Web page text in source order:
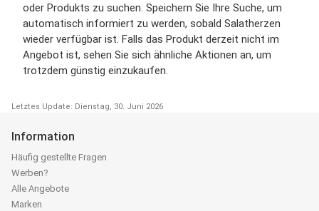
oder Produkts zu suchen. Speichern Sie Ihre Suche, um
automatisch informiert zu werden, sobald Salatherzen
wieder verfügbar ist. Falls das Produkt derzeit nicht im
Angebot ist, sehen Sie sich ähnliche Aktionen an, um
trotzdem günstig einzukaufen.
Letztes Update: Dienstag, 30. Juni 2026
Information
Häufig gestellte Fragen
Werben?
Alle Angebote
Marken